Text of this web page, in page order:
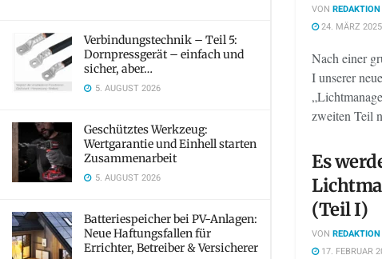
Verbindungstechnik – Teil 5:
Dornpressgerät – einfach und
sicher, aber…
5. AUGUST 2026
Geschütztes Werkzeug:
Wertgarantie und Einhell starten
Zusammenarbeit
5. AUGUST 2026
Batteriespeicher bei PV-Anlagen:
Neue Haftungsfallen für
Errichter, Betreiber & Versicherer
VON
24. MÄRZ 2025
Nach einer
I unserer
zweiten Teil
Es
(Teil I)
VON
17. FEBRUAR